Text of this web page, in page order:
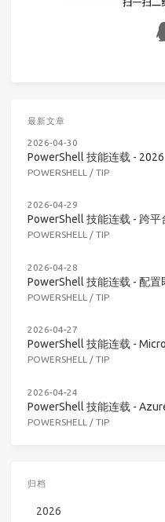
最新文章
2026-04-30
PowerShell 技能连载 -
POWERSHELL / TIP
2026-04-29
PowerShell 技能连载 - 跨平
POWERSHELL / TIP
2026-04-28
PowerShell 技能连载 - 配置
POWERSHELL / TIP
2026-04-27
PowerShell 技能连载 -
POWERSHELL / TIP
2026-04-24
PowerShell 技能连载 -
POWERSHELL / TIP
归档
2026